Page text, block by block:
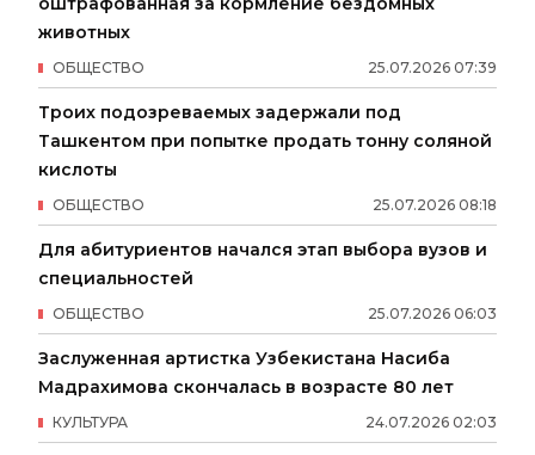
животных
25.07.2026 07:39
ОБЩЕСТВО
Троих подозреваемых задержали под
Ташкентом при попытке продать тонну соляной
кислоты
25.07.2026 08:18
ОБЩЕСТВО
Для абитуриентов начался этап выбора вузов и
специальностей
25.07.2026 06:03
ОБЩЕСТВО
Заслуженная артистка Узбекистана Насиба
Мадрахимова скончалась в возрасте 80 лет
24.07.2026 02:03
КУЛЬТУРА